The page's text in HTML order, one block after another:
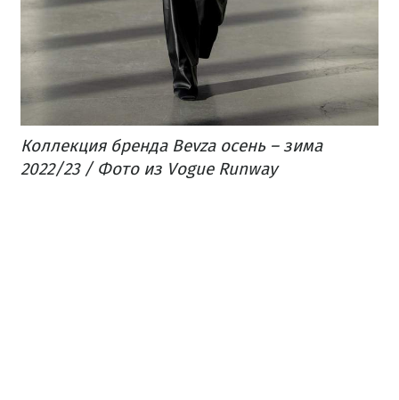
Коллекция бренда Bevza осень – зима
2022/23 / Фото из Vogue Runway